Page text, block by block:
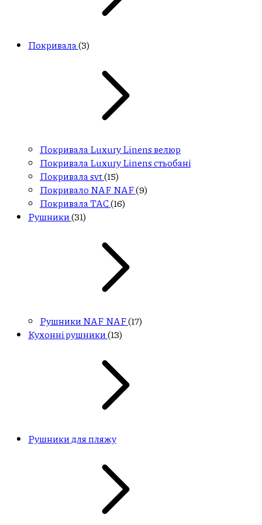
Покривала (3)
Покривала Luxury Linens велюр
Покривала Luxury Linens стьобані
Покривала svt(15)
Покривало NAF NAF(9)
Покривала ТАС(16)
Рушники(31)
Рушники NAF NAF(17)
Кухонні рушники(13)
Рушники для пляжу